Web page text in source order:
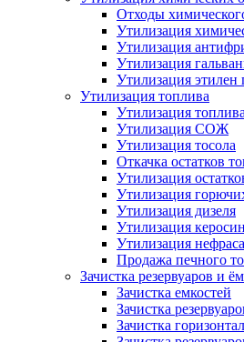
Отходы
Утилизация
Утилизация
Утилизация
Утилизация этилен
Утилизация топлива
Утилизация топлива
Утилизация СОЖ
Утилизация тосола
Откачка остатков
Утилизация
Утилизация
Утилизация дизеля
Утилизация
Утилизация нефраса
Продажа печного
Зачистка резервуаров и
Зачистка емкостей
Зачистка
Зачистка